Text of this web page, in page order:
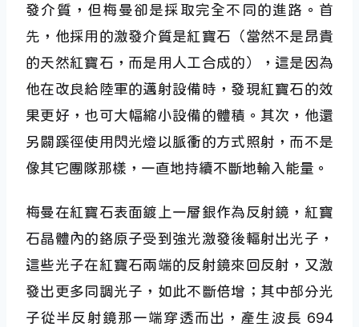
發介質，但梅曼卻是採取完全不同的進路。首
先，他採用的激發介質是紅寶石（當然不是昂貴
的天然紅寶石，而是用人工合成的），這是因為
他在改良給陸軍的邁射設備時，發現紅寶石的效
果更好，也可大幅縮小設備的體積。其次，他還
另闢蹊徑使用閃光燈以脈衝的方式照射，而不是
像其它團隊那樣，一直地持續不斷地輸入能量。
梅曼在紅寶石表面鍍上一層銀作為反射鏡，紅寶
石晶體內的鉻原子受到強光激發後輻射出光子，
這些光子在紅寶石兩端的反射鏡來回反射，又激
發出更多同調光子，如此不斷倍增；其中部分光
子從半反射鏡那一端穿透而出，產生波長 694